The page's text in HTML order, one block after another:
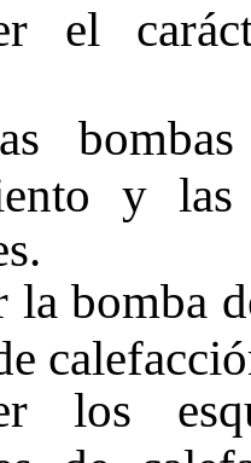
el
y las
la bomba
los